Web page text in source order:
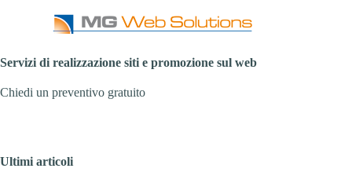
Servizi di realizzazione siti e promozione sul web
Chiedi un preventivo gratuito
Ultimi articoli